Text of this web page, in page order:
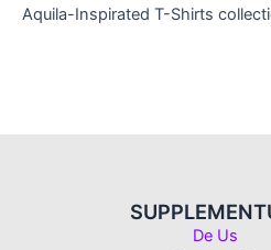
Aquila-Inspirated T-Shirts
De Us